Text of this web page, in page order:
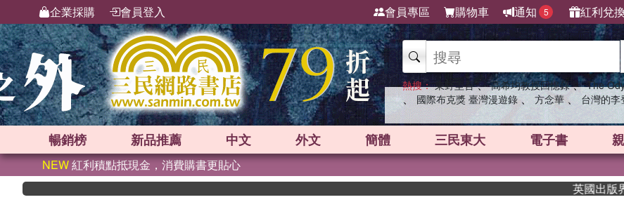
企業採購 會員登入 會員專區 購物車 通知 5 紅利兌換
熱搜： 東野圭吾 、 高希均教授回憶錄 、 The
、 國際布克獎 臺灣漫遊錄 、 方念華 、 台灣的李
暢銷榜 新品推薦 中文 外文 簡體 三民東大 電子書
NEW紅利積點抵現金，消費購書更貼心
英國出版界指